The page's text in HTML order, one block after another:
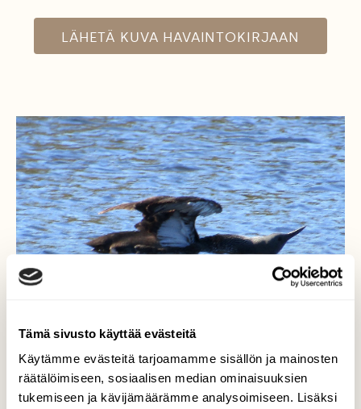
Tämä sivusto käyttää evästeitä
Käytämme evästeitä tarjoamamme sisällön ja mainosten
räätälöimiseen, sosiaalisen median ominaisuuksien
tukemiseen ja kävijämäärämme analysoimiseen. Lisäksi
LÄHETÄ KUVA HAVAINTOKIRJAAN